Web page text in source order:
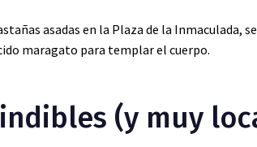
asadas en la Plaza de la Inmaculada,
maragato para templar el cuerpo.
(y muy